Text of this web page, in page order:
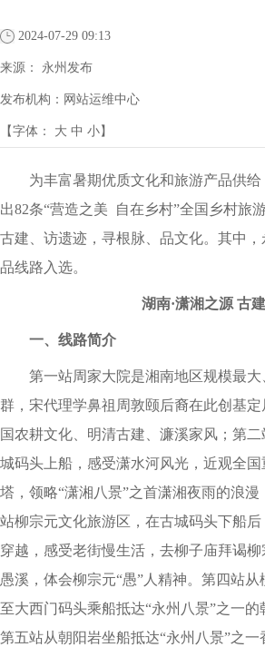
2024-07-29 09:13
来源： 永州发布
发布机构： 网站运维中心
【字体： 大 中 小】
为丰富暑期优质文化和旅游产品供
出82条“营造之美 自在乡村”全国乡村旅
古建、访遗迹，寻根脉、品文化。其中
品线路入选。
湖南·潇湘之源 古
一、线路简介
第一站周家大院是湘南地区规模最
群，宋代理学鼻祖周敦颐后裔在此创基
国农耕文化、明清古建、濂溪家风；第
城码头上船，感受潇水河风光，近观全
塔，领略“潇湘八景”之首潇湘夜雨的浪
站柳宗元文化旅游区，在古城码头下船
穿越，感受老街慢生活，去柳子庙拜谒
愚溪，体会柳宗元“愚”人精神。第四站
至大西门码头乘船抵达“永州八景”之一
第五站从朝阳岩坐船抵达“永州八景”之